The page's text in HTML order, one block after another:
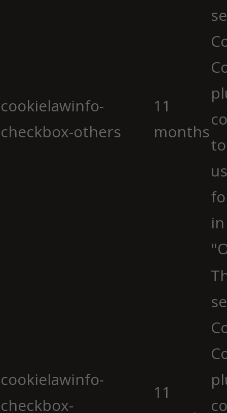
cookielawinfo-
checkbox-others
11
months
cookielawinfo-
checkbox-
11